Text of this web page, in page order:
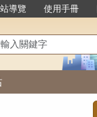
導覽 使用手冊